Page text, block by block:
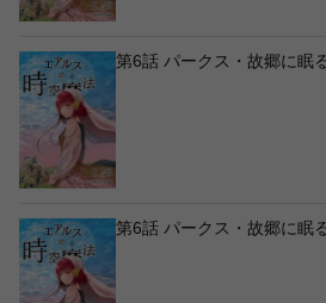
第6話 パークス・故郷に眠
第6話 パークス・故郷に眠